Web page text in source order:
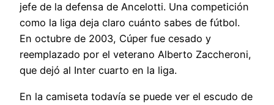
jefe de la defensa de Ancelotti. Una competición
como la liga deja claro cuánto sabes de fútbol.
En octubre de 2003, Cúper fue cesado y
reemplazado por el veterano Alberto Zaccheroni,
que dejó al Inter cuarto en la liga.
En la camiseta todavía se puede ver el escudo de